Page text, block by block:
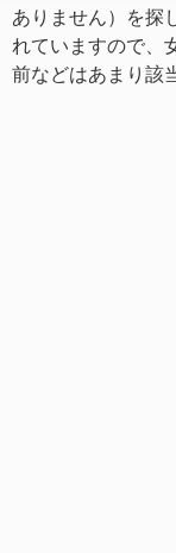
ありません）を探
れていますので、
前などはあまり該